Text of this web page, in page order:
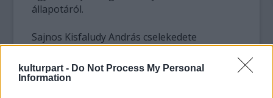
kulturpart - Do Not Process My Personal
Information
állapotáról.
Sajnos Kisfaludy András cselekedete
kijelentése tudatlanságra alapul – nem
találkozott édesapámmal sok éve –